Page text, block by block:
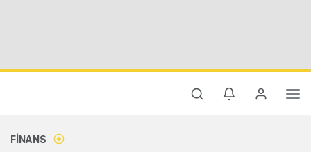
FINANS